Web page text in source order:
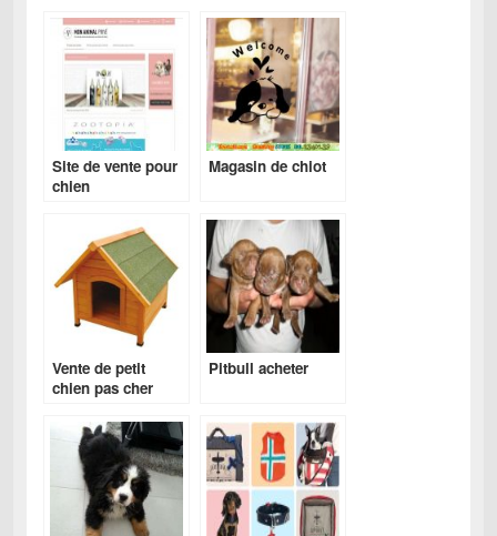
Site de vente pour
chien
Magasin de chiot
Vente de petit
chien pas cher
Pitbull acheter